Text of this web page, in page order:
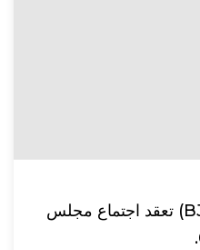
بيت جالا لصناعة الأدوية (BJP) تعقد اجتماع مجلس